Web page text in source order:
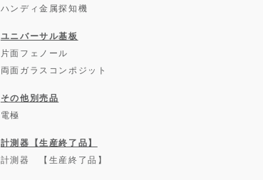
ハンディ金属探知機
ユニバーサル基板
片面フェノール
両面ガラスコンポジット
その他別売品
電極
計測器【生産終了品】
計測器 【生産終了品】